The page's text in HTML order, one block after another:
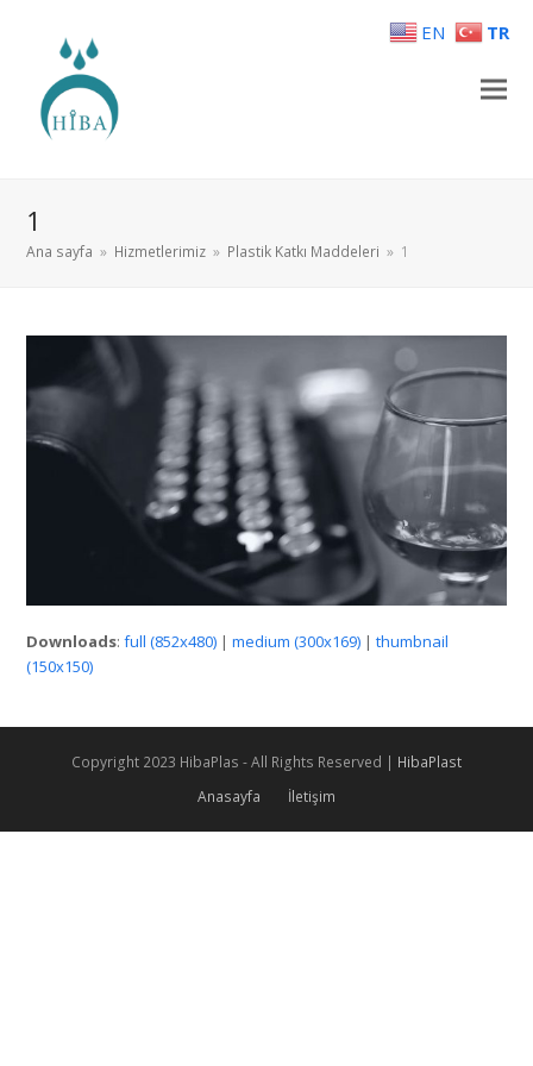
1
Ana sayfa » Hizmetlerimiz » Plastik Katkı Maddeleri » 1
Downloads:full (852x480) |medium (300x169) |thumbnail
(150x150)
Copyright 2023 HibaPlas - All Rights Reserved | HibaPlast
Anasayfa
İletişim
EN TR